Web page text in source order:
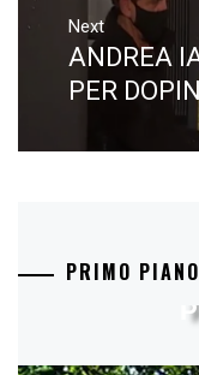
Next
Next
post:
ANDREA
PER
PRIMO PIANO